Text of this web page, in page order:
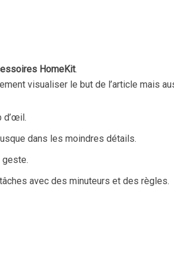
HomeKit.
visualiser le but de l’article mais
d’œil.
dans les moindres détails.
geste.
avec des minuteurs et des règles.